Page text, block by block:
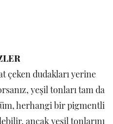
çeken dudakları yerine
yeşil tonları tam da
herhangi bir pigmentli
ancak yeşil tonlarını